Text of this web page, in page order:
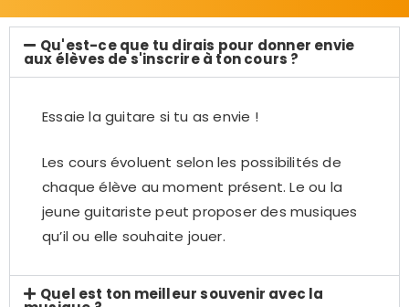
Qu'est-ce que tu dirais pour donner envie
aux élèves de s'inscrire à ton cours ?​
Essaie la guitare si tu as envie !
Les cours évoluent selon les possibilités de
chaque élève au moment présent. Le ou la
jeune guitariste peut proposer des musiques
qu’il ou elle souhaite jouer.
Quel est ton meilleur souvenir avec la